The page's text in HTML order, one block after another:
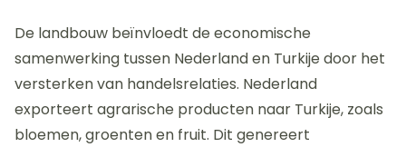
De landbouw beïnvloedt de economische
samenwerking tussen Nederland en Turkije door het
versterken van handelsrelaties. Nederland
exporteert agrarische producten naar Turkije, zoals
bloemen, groenten en fruit. Dit genereert